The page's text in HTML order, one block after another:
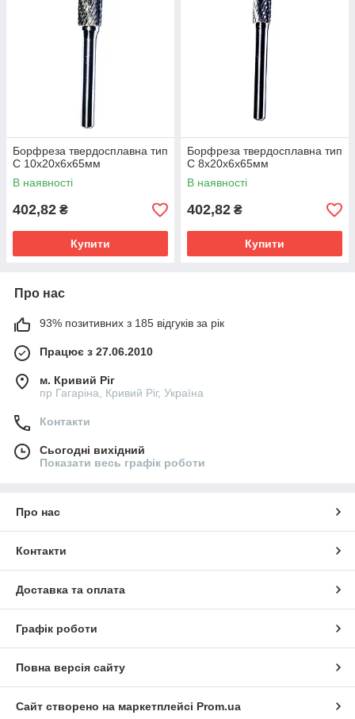
Борфреза твердосплавна тип
C 10х20х6х65мм
В наявності
402,82 ₴
Купити
Борфреза твердосплавна тип
C 8х20х6х65мм
В наявності
402,82 ₴
Купити
Про нас
93% позитивних з 185 відгуків за рік
Працює з 27.06.2010
м. Кривий Ріг
пр Гагаріна, Кривий Ріг, Україна
Контакти
Сьогодні вихідний
Показати весь графік роботи
Про нас
Контакти
Доставка та оплата
Графік роботи
Повна версія сайту
Сайт створено на маркетплейсі Prom.ua